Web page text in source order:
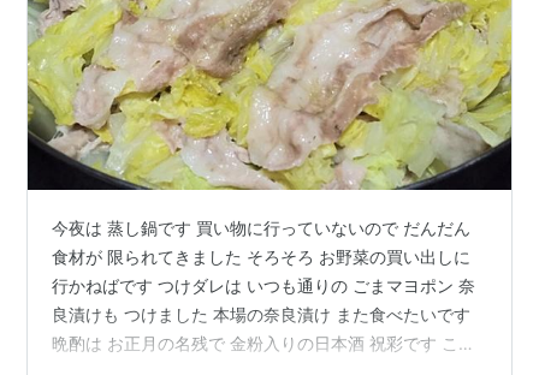
今夜は 蒸し鍋です 買い物に行っていないので だんだん
食材が 限られてきました そろそろ お野菜の買い出しに
行かねばです つけダレは いつも通りの ごまマヨポン 奈
良漬けも つけました 本場の奈良漬け また食べたいです
晩酌は お正月の名残で 金粉入りの日本酒 祝彩です これ